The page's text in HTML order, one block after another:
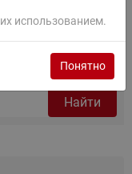
Найти
использованием.
Понятно